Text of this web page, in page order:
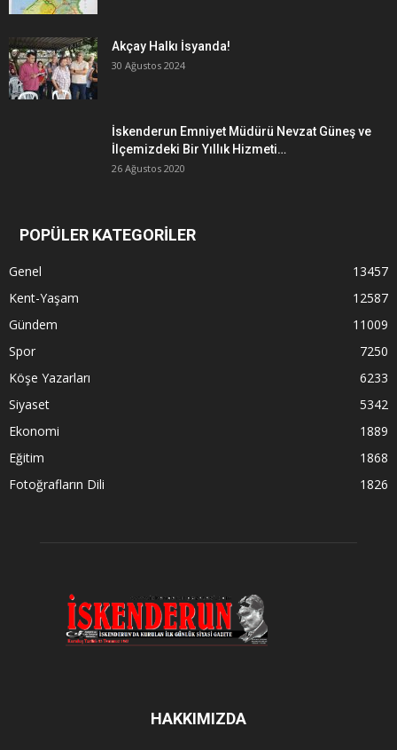
Akçay Halkı İsyanda!
30 Ağustos 2024
İskenderun Emniyet Müdürü Nevzat Güneş ve
İlçemizdeki Bir Yıllık Hizmeti…
26 Ağustos 2020
POPÜLER KATEGORİLER
Genel
13457
Kent-Yaşam
12587
Gündem
11009
Spor
7250
Köşe Yazarları
6233
Siyaset
5342
Ekonomi
1889
Eğitim
1868
Fotoğrafların Dili
1826
HAKKIMIZDA